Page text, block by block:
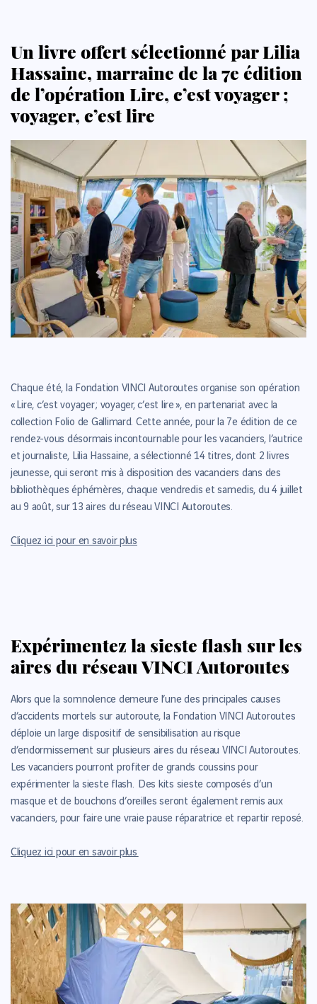
Un livre offert sélectionné par Lilia
Hassaine, marraine de la 7e édition
de l’opération Lire, c’est voyager ;
voyager, c’est lire
Chaque été, la Fondation VINCI Autoroutes organise son opération
« Lire, c’est voyager ; voyager, c’est lire », en partenariat avec la
collection Folio de Gallimard. Cette année, pour la 7e édition de ce
rendez-vous désormais incontournable pour les vacanciers, l’autrice
et journaliste, Lilia Hassaine, a sélectionné 14 titres, dont 2 livres
jeunesse, qui seront mis à disposition des vacanciers dans des
bibliothèques éphémères, chaque vendredis et samedis, du 4 juillet
au 9 août, sur 13 aires du réseau VINCI Autoroutes.
Cliquez ici pour en savoir plus
Expérimentez la sieste flash sur les
aires du réseau VINCI Autoroutes
Alors que la somnolence demeure l’une des principales causes
d’accidents mortels sur autoroute, la Fondation VINCI Autoroutes
déploie un large dispositif de sensibilisation au risque
d’endormissement sur plusieurs aires du réseau VINCI Autoroutes.
Les vacanciers pourront profiter de grands coussins pour
expérimenter la sieste flash. Des kits sieste composés d’un
masque et de bouchons d’oreilles seront également remis aux
vacanciers, pour faire une vraie pause réparatrice et repartir reposé.
Cliquez ici pour en savoir plus